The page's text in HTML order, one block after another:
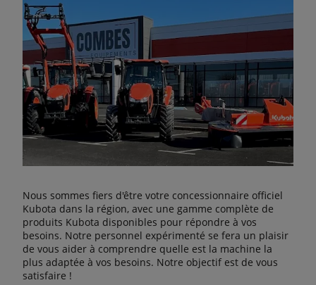
Nous sommes fiers d'être votre concessionnaire officiel
Kubota dans la région, avec une gamme complète de
produits Kubota disponibles pour répondre à vos
besoins. Notre personnel expérimenté se fera un plaisir
de vous aider à comprendre quelle est la machine la
plus adaptée à vos besoins. Notre objectif est de vous
satisfaire !